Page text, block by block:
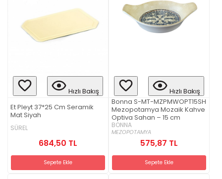
Hızlı Bakış
Et Pleyt 37*25 Cm Seramik
Mat Siyah
SÜREL
684,50 TL
Sepete Ekle
Hızlı Bakış
Bonna S-MT-MZPMWOPT15SH
Mezopotamya Mozaik Kahve
Optiva Sahan – 15 cm
BONNA
MEZOPOTAMYA
575,87 TL
Sepete Ekle